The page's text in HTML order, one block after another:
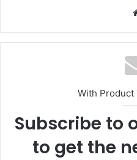
With Product
Subscribe to
to get the